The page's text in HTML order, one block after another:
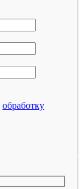
обработку